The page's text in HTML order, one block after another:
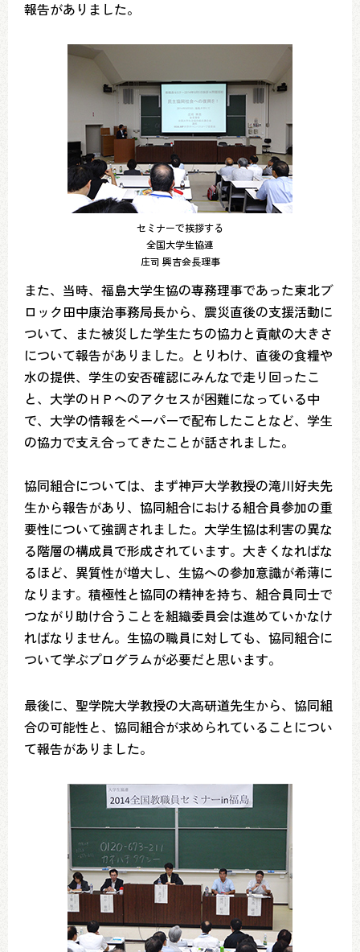
報告がありました。
セミナーで挨拶する
全国大学生協連
庄司 興吉会長理事
また、当時、福島大学生協の専務理事であった東北ブ
ロック田中康治事務局長から、震災直後の支援活動に
ついて、また被災した学生たちの協力と貢献の大きさ
について報告がありました。とりわけ、直後の食糧や
水の提供、学生の安否確認にみんなで走り回ったこ
と、大学のＨＰへのアクセスが困難になっている中
で、大学の情報をペーパーで配布したことなど、学生
の協力で支え合ってきたことが話されました。
協同組合については、まず神戸大学教授の滝川好夫先
生から報告があり、協同組合における組合員参加の重
要性について強調されました。大学生協は利害の異な
る階層の構成員で形成されています。大きくなればな
るほど、異質性が増大し、生協への参加意識が希薄に
なります。積極性と協同の精神を持ち、組合員同士で
つながり助け合うことを組織委員会は進めていかなけ
ればなりません。生協の職員に対しても、協同組合に
ついて学ぶプログラムが必要だと思います。
最後に、聖学院大学教授の大高研道先生から、協同組
合の可能性と、協同組合が求められていることについ
て報告がありました。